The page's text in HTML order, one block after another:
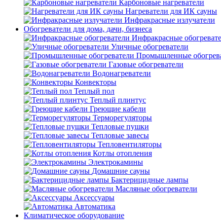
Карбоновые нагреватели
Нагреватели для ИК сауны
Инфракрасные излучатели
Обогреватели для дома, дачи, бизнеса
Инфракрасные
Уличные обогреватели
Промышленные
Газовые обогреватели
Водонагреватели
Конвекторы
Теплый пол
Теплый плинтус
Греющие кабели
Терморегуляторы
Тепловые пушки
Тепловые завесы
Тепловентиляторы
Котлы отопления
Электрокамины
Домашние сауны
Бактерицидные лампы
Масляные обогреватели
Аксессуары
Автоматика
Климатическое оборудование